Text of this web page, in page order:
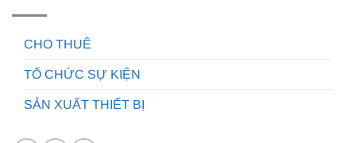
CHO THUÊ
TỔ CHỨC SỰ KIỆN
SẢN XUẤT THIẾT BỊ